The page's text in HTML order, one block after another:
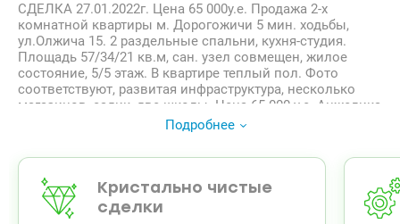
СДЕЛКА 27.01.2022г. Цена 65 000у.е. Продажа 2-х
комнатной квартиры м. Дорогожичи 5 мин. ходьбы,
ул.Олжича 15. 2 раздельные спальни, кухня-студия.
Площадь 57/34/21 кв.м, сан. узел совмещен, жилое
состояние, 5/5 этаж. В квартире теплый пол. Фото
соответствуют, развитая инфраструктура, несколько
магазинов, садик, две школы. Цена 65 000 у.е. Анжелика
моб.0991600312, моб. 0988280670, тел.0445021416,
Район: Шевченковский
Массив: Дорогожичи
Улица: Ольжича ул.
Подробнее
Кристально чистые
сделки